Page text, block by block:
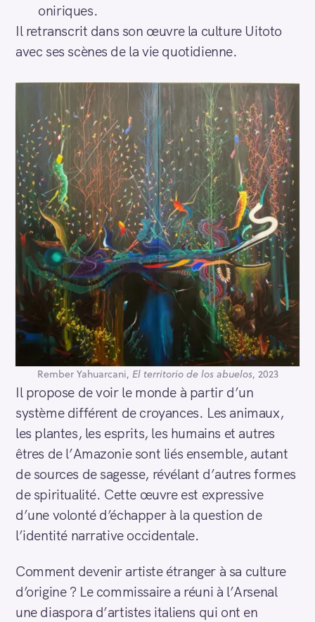
oniriques.
Il retranscrit dans son œuvre la culture Uitoto
avec ses scènes de la vie quotidienne.
Rember Yahuarcani, El territorio de los abuelos, 2023
Il propose de voir le monde à partir d’un
système différent de croyances. Les animaux,
les plantes, les esprits, les humains et autres
êtres de l’Amazonie sont liés ensemble, autant
de sources de sagesse, révélant d’autres formes
de spiritualité. Cette œuvre est expressive
d’une volonté d’échapper à la question de
l’identité narrative occidentale.
Comment devenir artiste étranger à sa culture
d’origine ? Le commissaire a réuni à l’Arsenal
une diaspora d’artistes italiens qui ont en